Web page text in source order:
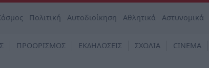
Πολιτική Αυτοδιοίκηση Αθλητικά Αστυνομικά
ΠΡΟΟΡΙΣΜΟΣ ΕΚΔΗΛΩΣΕΙΣ ΣΧΟΛΙΑ CINEMA